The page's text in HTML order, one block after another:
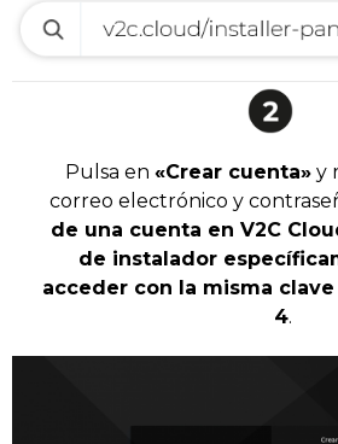
Pulsa en «Crear cuenta»y
correo electrónico y
de una cuenta en V2C
de instalador
acceder con la misma
4.